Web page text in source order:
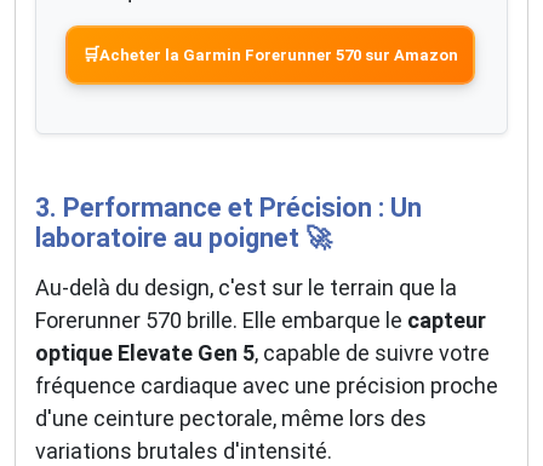
🛒Acheter la Garmin Forerunner 570 sur Amazon
3. Performance et Précision : Un
laboratoire au poignet 🚀
Au-delà du design, c'est sur le terrain que la
Forerunner 570 brille. Elle embarque le capteur
optique Elevate Gen 5, capable de suivre votre
fréquence cardiaque avec une précision proche
d'une ceinture pectorale, même lors des
variations brutales d'intensité.